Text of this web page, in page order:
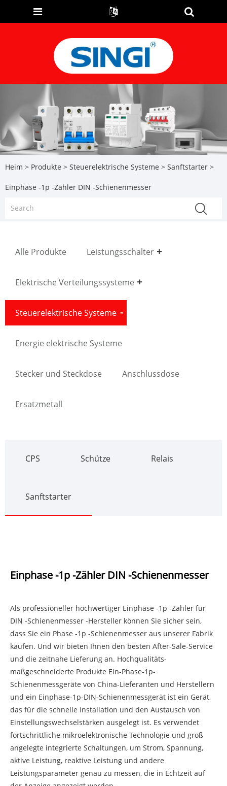
Heim > Produkte > Steuerelektrische Systeme > Sanftstarter >
Einphase -1p -Zähler DIN -Schienenmesser
Alle Produkte Leistungsschalter
Elektrische Verteilungssysteme
Steuerelektrische Systeme
Energie elektrische Systeme
Stecker und Steckdose Anschlussdose
Ersatzmetall
CPS Schütze Relais
Sanftstarter
Einphase -1p -Zähler DIN -Schienenmesser
Als professioneller hochwertiger Einphase -1p -Zähler für
DIN -Schienenmesser -Hersteller können Sie sicher sein,
dass Sie ein Phase -1p -Schienenmesser aus unserer Fabrik
kaufen. Und wir bieten Ihnen den besten After-Sale-Service
und die zeitnahe Lieferung an. Hochqualitäts-
maßgeschneiderte Produkte Ein-Phase-1p-
Schienenmessgeräte von China-Lieferanten und Herstellern
und ein Einphase-1p-DIN-Schienenmessgerät ist ein Gerät,
das für die schnelle Installation und den Austausch von
Einstellungswechselstärken ausgelegt ist. Es verwendet
fortschrittliche mikroelektronische Technologie und groß
angelegte integrierte Schaltungen, um Strom, Spannung,
aktive Leistung, reaktive Leistung und andere
Leistungsparameter genau zu messen, die in Echtzeit auf